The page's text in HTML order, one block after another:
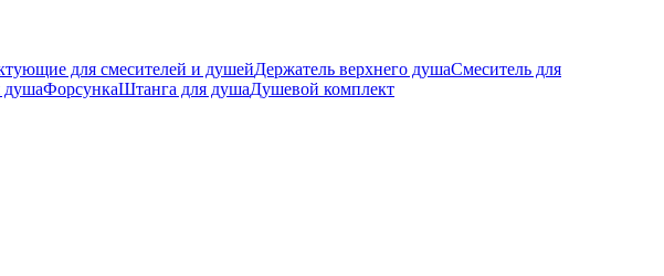
для смесителей и душейДержатель верхнего душаСмеситель для
душаФорсункаШтанга для душаДушевой комплект